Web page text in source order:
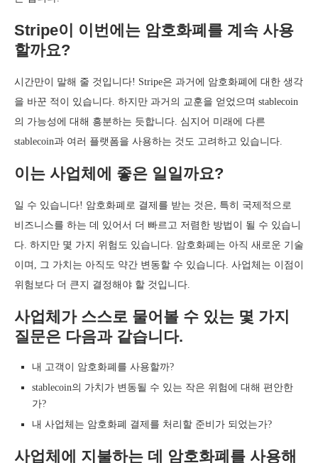
Stripe이 이번에는 암호화폐를 계속 사용
할까요?
시간만이 말해 줄 것입니다! Stripe은 과거에 암호화폐에 대한 생각
을 바꾼 적이 있습니다. 하지만 과거의 교훈을 얻었으며 stablecoin
의 가능성에 대해 흥분하는 듯합니다. 심지어 미래에 다른
stablecoin과 여러 플랫폼을 사용하는 것도 고려하고 있습니다.
이는 사업체에 좋은 일일까요?
일 수 있습니다! 암호화폐로 결제를 받는 것은, 특히 국제적으로
비즈니스를 하는 데 있어서 더 빠르고 저렴한 방법이 될 수 있습니
다. 하지만 몇 가지 위험도 있습니다. 암호화폐는 아직 새로운 기술
이며, 그 가치는 아직도 약간 변동할 수 있습니다. 사업체는 이점이
위험보다 더 큰지 결정해야 할 것입니다.
사업체가 스스로 물어볼 수 있는 몇 가지
질문은 다음과 같습니다.
내 고객이 암호화폐를 사용할까?
stablecoin의 가치가 변동될 수 있는 작은 위험에 대해 편안한
가?
내 사업체는 암호화폐 결제를 처리할 준비가 되었는가?
사업체에 지불하는 데 암호화폐를 사용해